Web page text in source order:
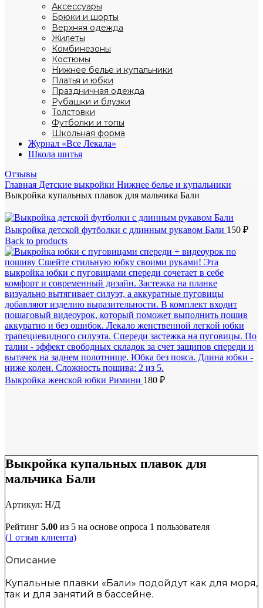
Аксессуары
Брюки и шорты
Верхняя одежда
Жилеты
Комбинезоны
Костюмы
Нижнее белье и купальники
Платья и юбки
Праздничная одежда
Рубашки и блузки
Толстовки
Футболки и топы
Школьная форма
Журнал «Все Лекала»
Школа шитья
Отзывы
Главная Детские выкройки Нижнее белье и купальники
Выкройка купальных плавок для мальчика Бали
Выкройка детской футболки с длинным рукавом Бали 150 ₽
Back to products
Выкройка женской юбки Римини 180 ₽
Выкройка купальных плавок для
мальчика Бали
Артикул: Н/Д
Рейтинг 5.00 из 5 на основе опроса 1 пользователя
(1 отзыв клиента)
Описание
Купальные плавки «Бали» подойдут как для моря,
так и для занятий в бассейне.